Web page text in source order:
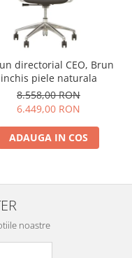
directorial CEO, Brun
inchis piele naturala
8.558,00 RON
6.449,00 RON
ADAUGA IN COS
noastre